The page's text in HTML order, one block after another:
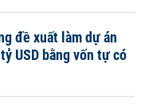
đề xuất làm dự án
USD bằng vốn tự có